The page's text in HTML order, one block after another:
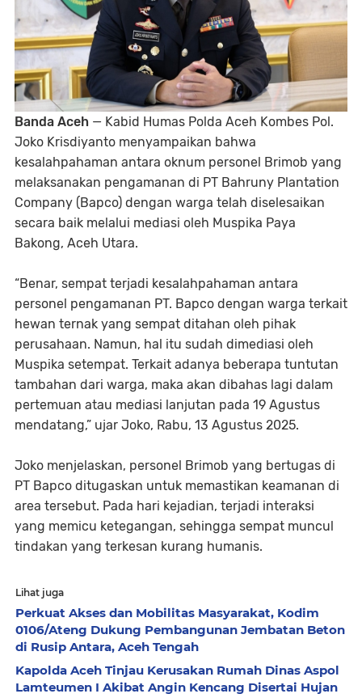
Banda Aceh — Kabid Humas Polda Aceh Kombes Pol.
Joko Krisdiyanto menyampaikan bahwa
kesalahpahaman antara oknum personel Brimob yang
melaksanakan pengamanan di PT Bahruny Plantation
Company (Bapco) dengan warga telah diselesaikan
secara baik melalui mediasi oleh Muspika Paya
Bakong, Aceh Utara.
“Benar, sempat terjadi kesalahpahaman antara
personel pengamanan PT. Bapco dengan warga terkait
hewan ternak yang sempat ditahan oleh pihak
perusahaan. Namun, hal itu sudah dimediasi oleh
Muspika setempat. Terkait adanya beberapa tuntutan
tambahan dari warga, maka akan dibahas lagi dalam
pertemuan atau mediasi lanjutan pada 19 Agustus
mendatang,” ujar Joko, Rabu, 13 Agustus 2025.
Joko menjelaskan, personel Brimob yang bertugas di
PT Bapco ditugaskan untuk memastikan keamanan di
area tersebut. Pada hari kejadian, terjadi interaksi
yang memicu ketegangan, sehingga sempat muncul
tindakan yang terkesan kurang humanis.
Lihat juga
Perkuat Akses dan Mobilitas Masyarakat, Kodim
0106/Ateng Dukung Pembangunan Jembatan Beton
di Rusip Antara, Aceh Tengah
Kapolda Aceh Tinjau Kerusakan Rumah Dinas Aspol
Lamteumen I Akibat Angin Kencang Disertai Hujan